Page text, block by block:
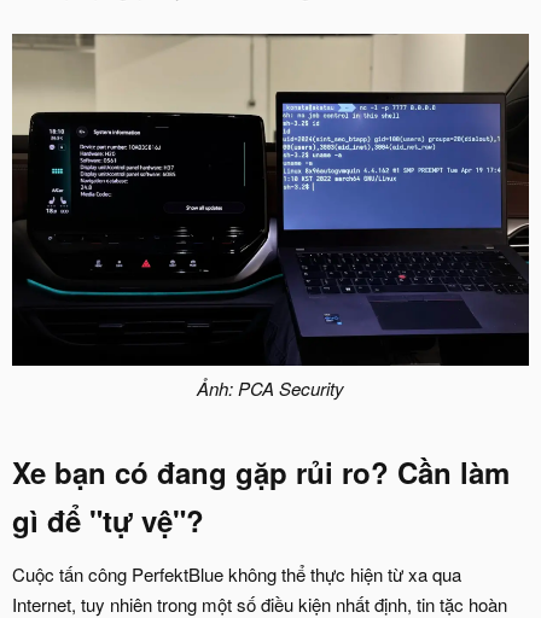
Ảnh: PCA Security
Xe bạn có đang gặp rủi ro? Cần làm
gì để "tự vệ"?​
Cuộc tấn công PerfektBlue không thể thực hiện từ xa qua
Internet, tuy nhiên trong một số điều kiện nhất định, tin tặc hoàn